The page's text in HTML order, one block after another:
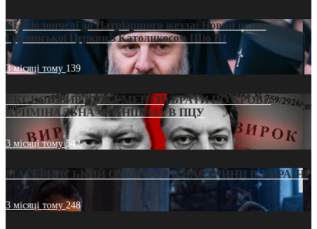
Від віолончелі до Патріаршого жезла: Новий шлях
Грузинської Церкви з Католикосом Шіо III
3 місяці тому 139
ЕКСКЛЮЗИВ (ДОКУМЕНТИ)/БРАТИ ПО КРОВІ:
КРИМІНАЛЬНА ФРАНШИЗА В ПЦУ
3 місяці тому542
МАТЕРИНСЬКИЙ ОМОРФОР В ЧАС ВІЙНИ В УКРАЇНІ
3 місяці тому248